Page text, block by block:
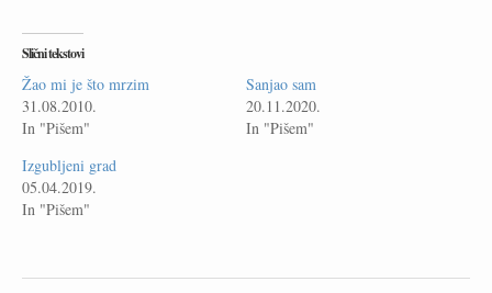
Slični tekstovi
Žao mi je što mrzim
31.08.2010.
In "Pišem"
Sanjao sam
20.11.2020.
In "Pišem"
Izgubljeni grad
05.04.2019.
In "Pišem"